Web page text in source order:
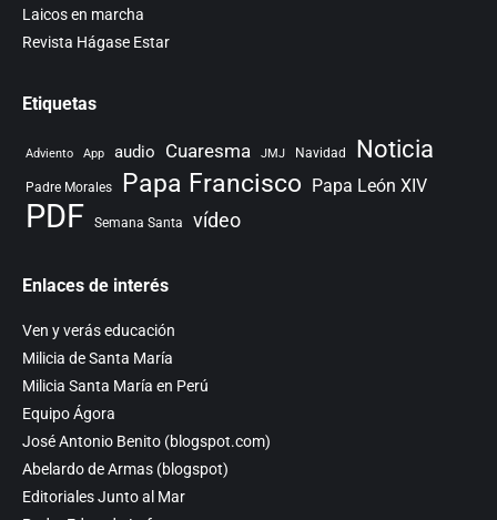
Laicos en marcha
Revista Hágase Estar
Etiquetas
Adviento App audio Cuaresma JMJ Navidad Noticia
Padre Morales Papa Francisco Papa León XIV
PDF Semana Santa vídeo
Enlaces de interés
Ven y verás educación
Milicia de Santa María
Milicia Santa María en Perú
Equipo Ágora
José Antonio Benito (blogspot.com)
Abelardo de Armas (blogspot)
Editoriales Junto al Mar